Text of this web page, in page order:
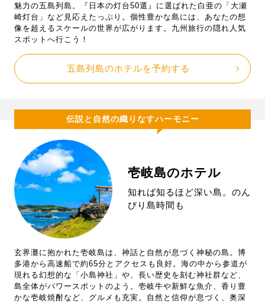
魅力の五島列島。『日本の灯台50選』に選ばれた白亜の「大瀬
崎灯台」など見応えたっぷり。個性豊かな島には、あなたの想
像を超えるスケールの世界が広がります。九州旅行の隠れ人気
スポットへ行こう！
五島列島のホテルを予約する
伝説と自然の織りなすハーモニー
壱岐島のホテル
知れば知るほど深い島。のん
びり島時間も
玄界灘に抱かれた壱岐島は、神話と自然が息づく神秘の島。博
多港から高速船で約65分とアクセスも良好。海の中から参道が
現れる幻想的な「小島神社」や、長い歴史を刻む神社群など、
島全体がパワースポットのよう。壱岐牛や新鮮な魚介、香り豊
かな壱岐焼酎など、グルメも充実。自然と信仰が息づく、奥深